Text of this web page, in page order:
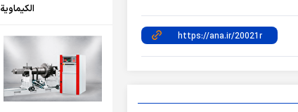
الكيماوية